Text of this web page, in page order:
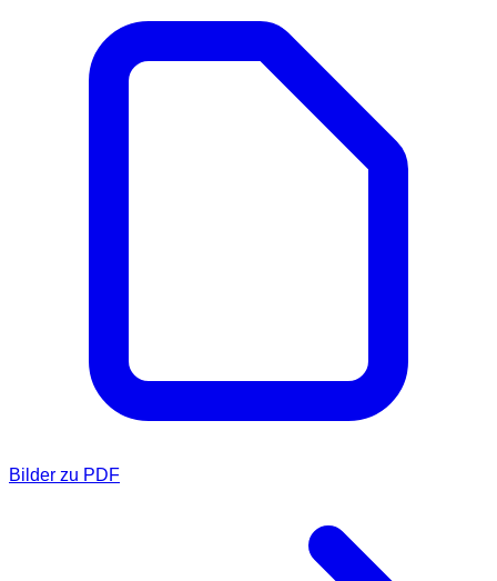
Bilder zu PDF